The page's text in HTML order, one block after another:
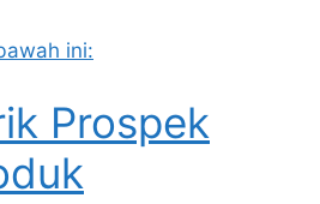
ini:
Prospek